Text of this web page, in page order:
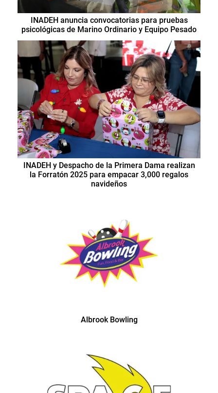
INADEH anuncia convocatorias para pruebas
psicológicas de Marino Ordinario y Equipo Pesado
INADEH y Despacho de la Primera Dama realizan
la Forratón 2025 para empacar 3,000 regalos
navideños
Albrook Bowling